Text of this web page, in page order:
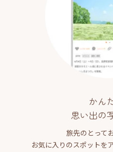
かん
思い出の
旅先のとって
お気に入りのスポットを